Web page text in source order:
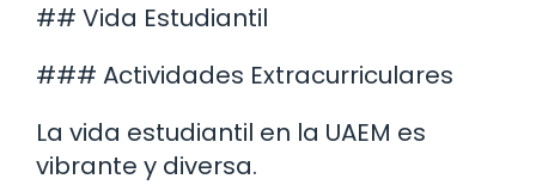
## Vida Estudiantil
### Actividades Extracurriculares
La vida estudiantil en la UAEM es
vibrante y diversa.